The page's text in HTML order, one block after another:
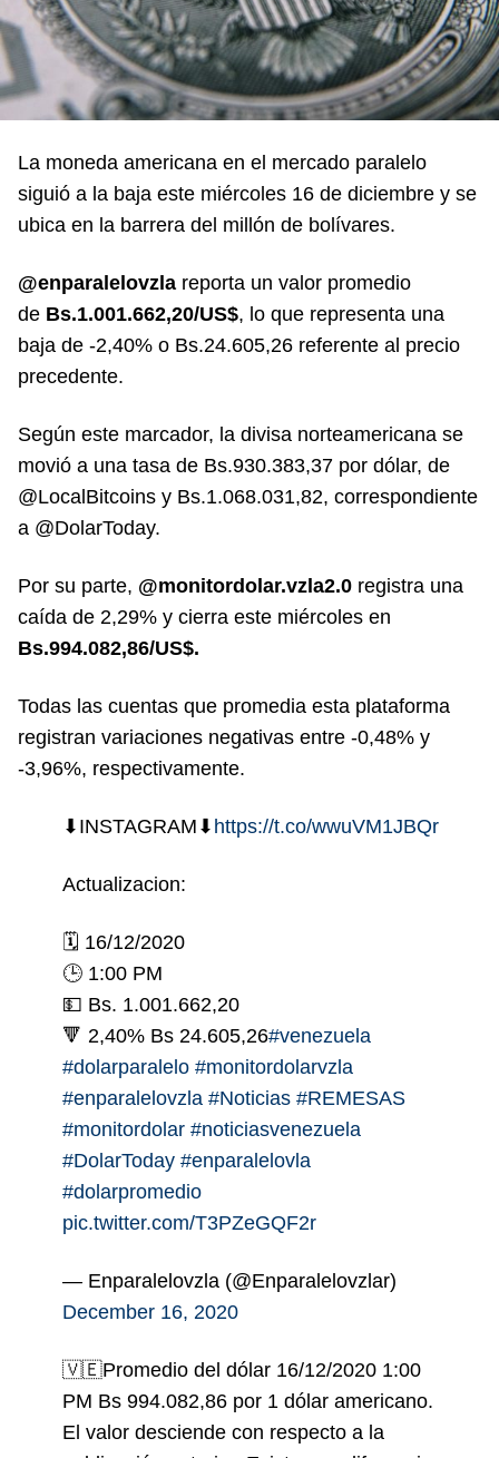
La moneda americana en el mercado paralelo
siguió a la baja este miércoles 16 de diciembre y se
ubica en la barrera del millón de bolívares.
@enparalelovzla reporta un valor promedio
de Bs.1.001.662,20/US$, lo que representa una
baja de -2,40% o Bs.24.605,26 referente al precio
precedente.
Según este marcador, la divisa norteamericana se
movió a una tasa de Bs.930.383,37 por dólar, de
@LocalBitcoins y Bs.1.068.031,82, correspondiente
a @DolarToday.
Por su parte, @monitordolar.vzla2.0 registra una
caída de 2,29% y cierra este miércoles en
Bs.994.082,86/US$.
Todas las cuentas que promedia esta plataforma
registran variaciones negativas entre -0,48% y
-3,96%, respectivamente.
⬇INSTAGRAM⬇ https://t.co/wwuVM1JBQr
Actualizacion:
🗓️ 16/12/2020
🕒 1:00 PM
💵 Bs. 1.001.662,20
🔻 2,40% Bs 24.605,26#venezuela
#dolarparalelo #monitordolarvzla
#enparalelovzla #Noticias #REMESAS
#monitordolar #noticiasvenezuela
#DolarToday #enparalelovla
#dolarpromedio
pic.twitter.com/T3PZeGQF2r
— Enparalelovzla (@Enparalelovzlar)
December 16, 2020
🇻🇪Promedio del dólar 16/12/2020 1:00
PM Bs 994.082,86 por 1 dólar americano.
El valor desciende con respecto a la